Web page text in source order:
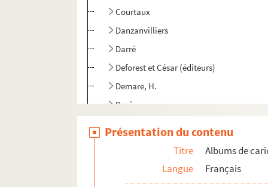
Courtaux
Danzanvilliers
Darré
Deforest et César (éditeurs)
Demare, H.
Deniau
Présentation du contenu
Titre
Albums de
Langue
Français